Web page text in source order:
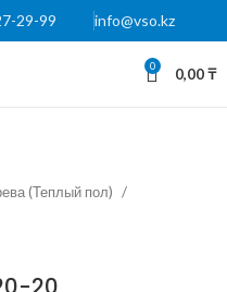
29-99 info@vso.kz
0 0,00₸
(Теплый пол)